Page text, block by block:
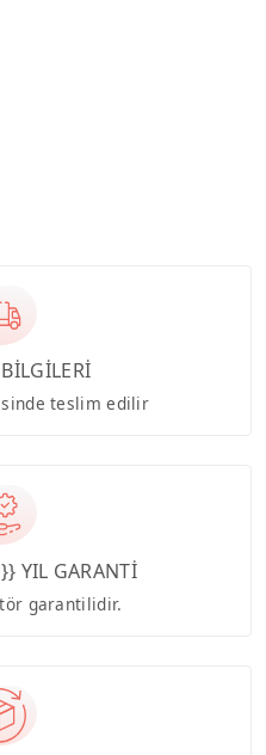
teslim edilir
YIL GARANTİ
garantilidir.